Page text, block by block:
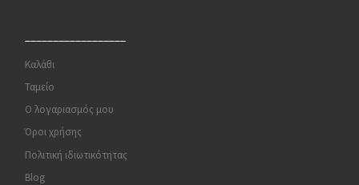
Καλάθι
Ταμείο
Ο λογαριασμός μου
Όροι χρήσης
Πολιτική ιδιωτικότητας
Blog